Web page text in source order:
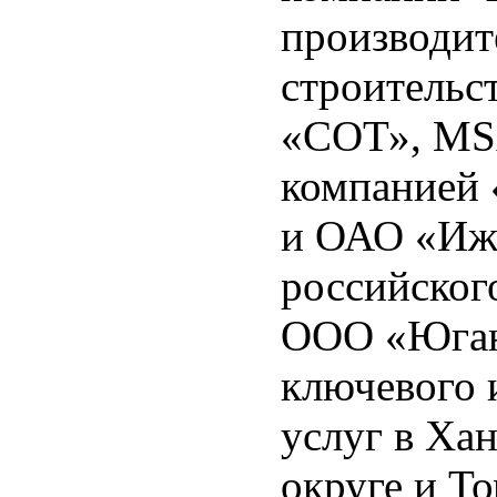
«СОТ»,
и ОАО
ООО
ключевого
услуг в
округе и